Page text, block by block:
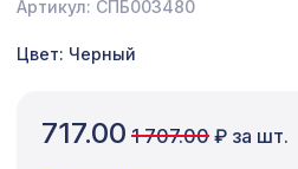
Сопутствующие товары
Экополимер
Артикул: СПБ003480
Цвет: Черный
717.00 1 707.00 ₽ за шт.